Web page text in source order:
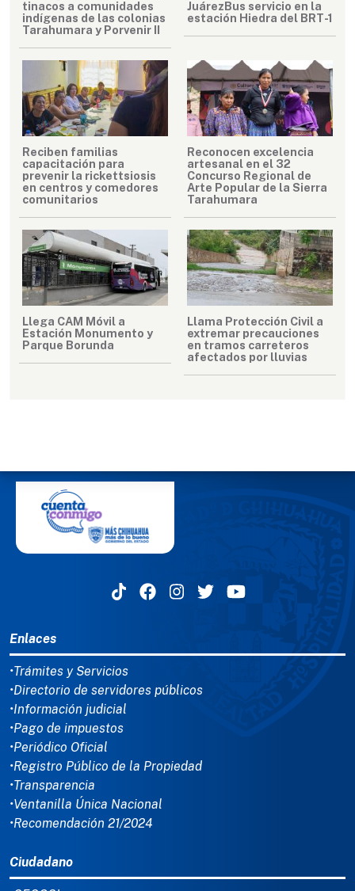
tinacos a comunidades
indígenas de las colonias
Tarahumara y Porvenir II
JuárezBus servicio en la
estación Hiedra del BRT-1
Reciben familias
capacitación para
prevenir la rickettsiosis
en centros y comedores
comunitarios
Reconocen excelencia
artesanal en el 32
Concurso Regional de
Arte Popular de la Sierra
Tarahumara
Llega CAM Móvil a
Estación Monumento y
Parque Borunda
Llama Protección Civil a
extremar precauciones
en tramos carreteros
afectados por lluvias
Enlaces
•Trámites y Servicios
•Directorio de servidores públicos
•Información judicial
•Pago de impuestos
•Periódico Oficial
•Registro Público de la Propiedad
•Transparencia
•Ventanilla Única Nacional
•Recomendación 21/2024
Ciudadano